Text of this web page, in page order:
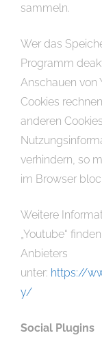
sammeln.
Wer das
Programm
Anschauen von
Cookies
anderen
verhindern, so
im Browser
Weitere
„Youtube“
Anbieters
unter: https://
y/
Social Plugins